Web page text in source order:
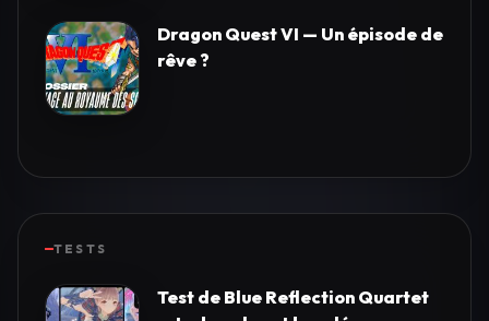
Dragon Quest VI — Un épisode de
rêve ?
TESTS
Test de Blue Reflection Quartet